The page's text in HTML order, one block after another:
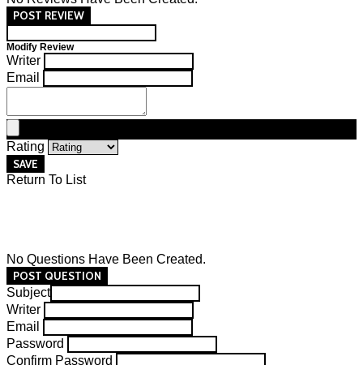
POST REVIEW
Modify Review
Writer
Email
Rating
SAVE
Return To List
No Questions Have Been Created.
POST QUESTION
Subject
Writer
Email
Password
Confirm Password